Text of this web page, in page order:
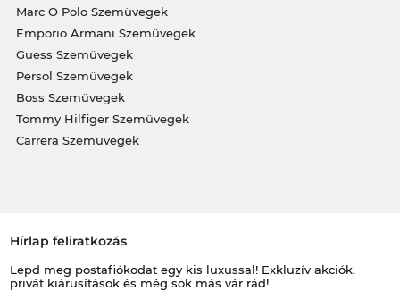
Marc O Polo Szemüvegek
Emporio Armani Szemüvegek
Guess Szemüvegek
Persol Szemüvegek
Boss Szemüvegek
Tommy Hilfiger Szemüvegek
Carrera Szemüvegek
Hírlap feliratkozás
Lepd meg postafiókodat egy kis luxussal! Exkluzív akciók,
privát kiárusítások és még sok más vár rád!